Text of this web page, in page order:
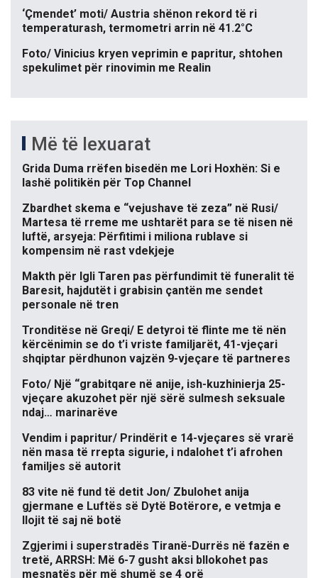
‘Çmendet’ moti/ Austria shënon rekord të ri
temperaturash, termometri arrin në 41.2°C
Foto/ Vinicius kryen veprimin e papritur, shtohen
spekulimet për rinovimin me Realin
Më të lexuarat
Grida Duma rrëfen bisedën me Lori Hoxhën: Si e
lashë politikën për Top Channel
Zbardhet skema e “vejushave të zeza” në Rusi/
Martesa të rreme me ushtarët para se të nisen në
luftë, arsyeja: Përfitimi i miliona rublave si
kompensim në rast vdekjeje
Makth për Igli Taren pas përfundimit të funeralit të
Baresit, hajdutët i grabisin çantën me sendet
personale në tren
Tronditëse në Greqi/ E detyroi të flinte me të nën
kërcënimin se do t’i vriste familjarët, 41-vjeçari
shqiptar përdhunon vajzën 9-vjeçare të partneres
Foto/ Një “grabitqare në anije, ish-kuzhinierja 25-
vjeçare akuzohet për një sërë sulmesh seksuale
ndaj… marinarëve
Vendim i papritur/ Prindërit e 14-vjeçares së vrarë
nën masa të rrepta sigurie, i ndalohet t’i afrohen
familjes së autorit
83 vite në fund të detit Jon/ Zbulohet anija
gjermane e Luftës së Dytë Botërore, e vetmja e
llojit të saj në botë
Zgjerimi i superstradës Tiranë-Durrës në fazën e
tretë, ARRSH: Më 6-7 gusht aksi bllokohet pas
mesnatës për më shumë se 4 orë